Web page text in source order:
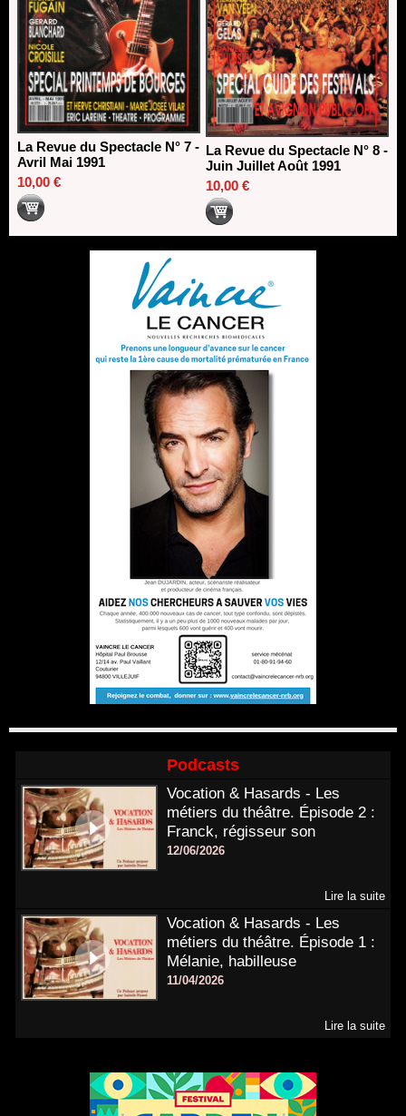
La Revue du Spectacle N° 7 -
Avril Mai 1991
10,00 €
La Revue du Spectacle N° 8 -
Juin Juillet Août 1991
10,00 €
Podcasts
Vocation & Hasards - Les
métiers du théâtre. Épisode 2 :
Franck, régisseur son
12/06/2026
Lire la suite
Vocation & Hasards - Les
métiers du théâtre. Épisode 1 :
Mélanie, habilleuse
11/04/2026
Lire la suite